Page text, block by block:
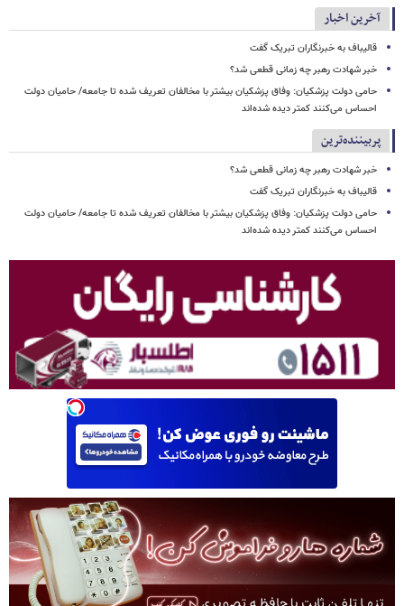
آخرین اخبار
قالیباف به خبرنگاران تبریک گفت
خبر شهادت رهبر چه زمانی قطعی شد؟
حامی دولت پزشکیان: وفاق پزشکیان بیشتر با مخالفان تعریف شده تا جامعه/ حامیان دولت
احساس می‌کنند کمتر دیده شده‌اند
پربیننده‌ترین
خبر شهادت رهبر چه زمانی قطعی شد؟
قالیباف به خبرنگاران تبریک گفت
حامی دولت پزشکیان: وفاق پزشکیان بیشتر با مخالفان تعریف شده تا جامعه/ حامیان دولت
احساس می‌کنند کمتر دیده شده‌اند